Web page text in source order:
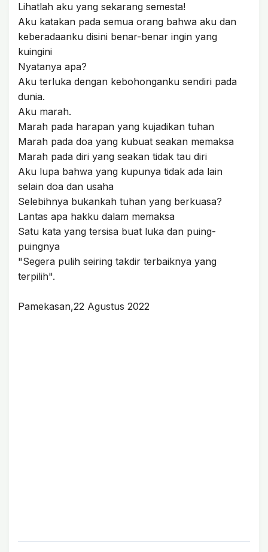
Lihatlah aku yang sekarang semesta!
Aku katakan pada semua orang bahwa aku dan
keberadaanku disini benar-benar ingin yang
kuingini
Nyatanya apa?
Aku terluka dengan kebohonganku sendiri pada
dunia.
Aku marah.
Marah pada harapan yang kujadikan tuhan
Marah pada doa yang kubuat seakan memaksa
Marah pada diri yang seakan tidak tau diri
Aku lupa bahwa yang kupunya tidak ada lain
selain doa dan usaha
Selebihnya bukankah tuhan yang berkuasa?
Lantas apa hakku dalam memaksa
Satu kata yang tersisa buat luka dan puing-
puingnya
"Segera pulih seiring takdir terbaiknya yang
terpilih".
Pamekasan,22 Agustus 2022